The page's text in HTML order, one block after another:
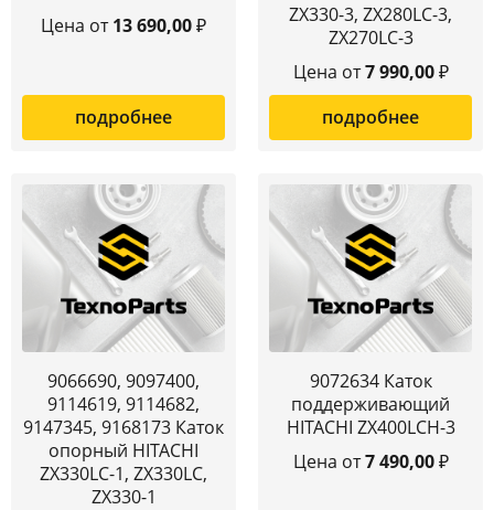
Цена от13 690,00₽
подробнее
ZX330-3, ZX280LC-3,
ZX270LC-3
Цена от7 990,00₽
подробнее
9066690, 9097400,
9114619, 9114682,
9147345, 9168173 Каток
опорный HITACHI
ZX330LC-1, ZX330LC,
ZX330-1
9072634 Каток
поддерживающий
HITACHI ZX400LCH-3
Цена от7 490,00₽